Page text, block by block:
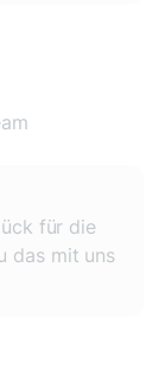
für die
das mit uns